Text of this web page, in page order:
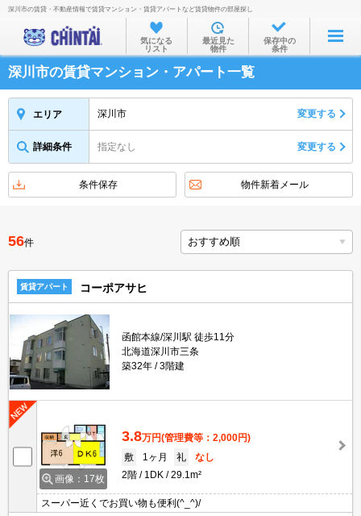
お部屋を探す
沿線・駅から
住所から
物件特集から
不動産会社から
TOP
深川市の賃貸・不動産情報で賃貸マンション・賃貸アパートなど賃貸物件の部屋探し
気になる
リスト
最近見た
物件
保存中の
条件
深川市の賃貸マンション・アパート一覧
エリア 深川市 変更する
詳細条件 指定なし 変更する
条件保存 物件新着メール
56件
賃貸アパート コーポアサヒ
函館本線/深川駅 徒歩11分
北海道深川市三条
築32年
3階建
画像：17枚
3.8万円(管理費等：2,000円)
敷
1ヶ月 礼
なし
2階
1DK 29.1m²
スーパー近くでお買い物も便利(^_^)/